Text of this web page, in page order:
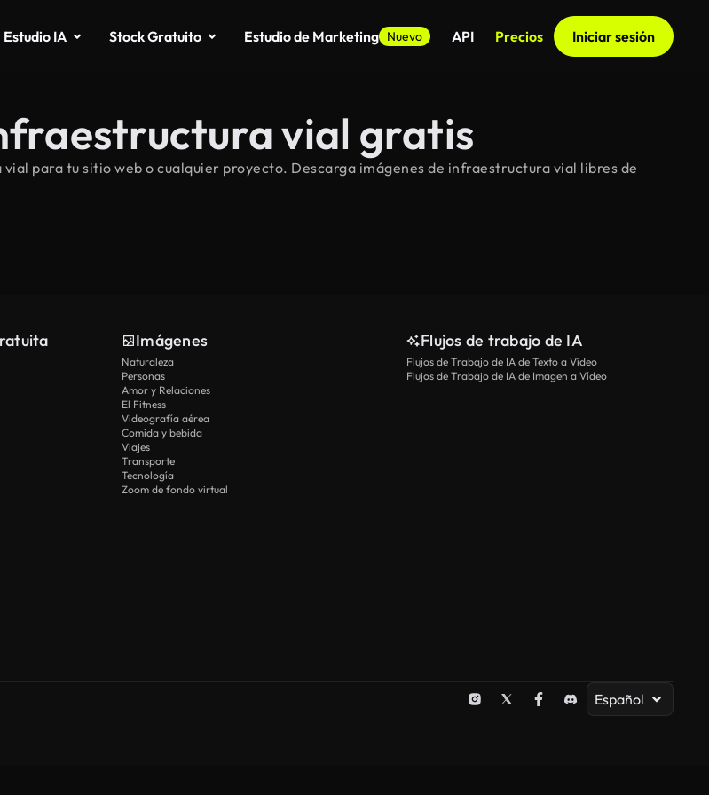
Estudio IA Stock Gratuito Estudio de Marketing Nuevo API Precios Iniciar sesión
vial gratis
para tu sitio web o cualquier proyecto. Descarga imágenes de infraestructura vial libres de
Imágenes
Naturaleza
Personas
Amor y Relaciones
El Fitness
Videografía aérea
Comida y bebida
Viajes
Transporte
Tecnología
Zoom de fondo virtual
Flujos de trabajo de IA
Flujos de Trabajo de IA de Texto a Vídeo
Flujos de Trabajo de IA de Imagen a Vídeo
Español